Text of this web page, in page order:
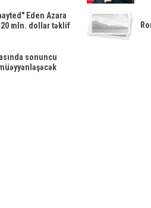
Eden Azara
mln. dollar təklif
sonuncu